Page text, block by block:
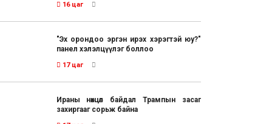
16 цаг
"Эх орондоо эргэн ирэх хэрэгтэй юу?"
панел хэлэлцүүлэг боллоо
17 цаг
Ираны нөхцөл байдал Трампын засаг
захиргааг сорьж байна